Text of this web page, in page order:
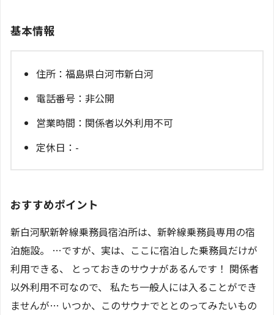
基本情報
住所：福島県白河市新白河
電話番号：非公開
営業時間：関係者以外利用不可
定休日：-
おすすめポイント
新白河駅新幹線乗務員宿泊所は、新幹線乗務員専用の宿
泊施設。 …ですが、実は、ここに宿泊した乗務員だけが
利用できる、 とっておきのサウナがあるんです！ 関係者
以外利用不可なので、 私たち一般人には入ることができ
ませんが… いつか、このサウナでととのってみたいもの